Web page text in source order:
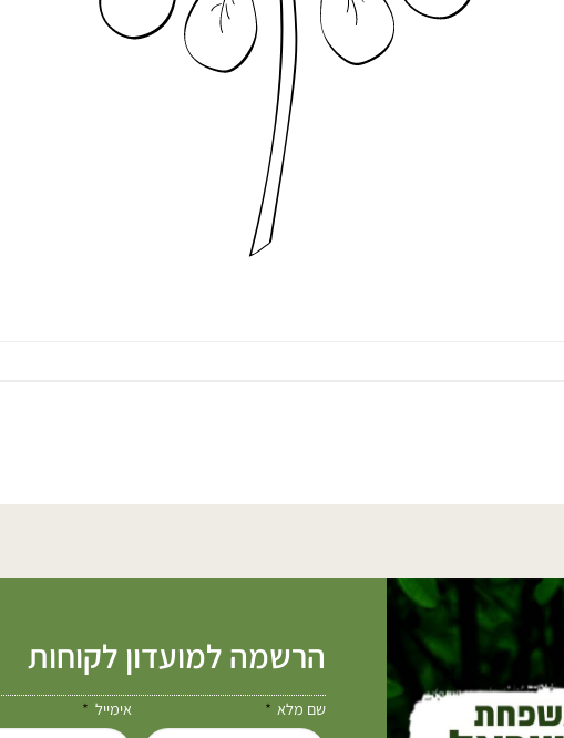
הרשמה למועדון לקוחות
שם מלא אימייל